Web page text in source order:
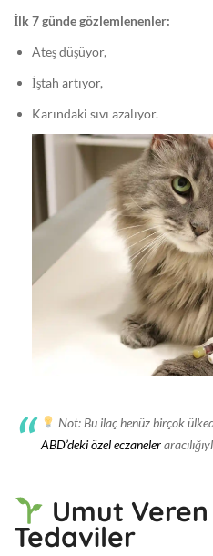
İlk 7 günde gözlemlenenler:
Ateş düşüyor,
İştah artıyor,
Karındaki sıvı azalıyor.
Not:Bu ilaç henüz birçok
ABD’deki özel eczaneler
Umut
Tedaviler